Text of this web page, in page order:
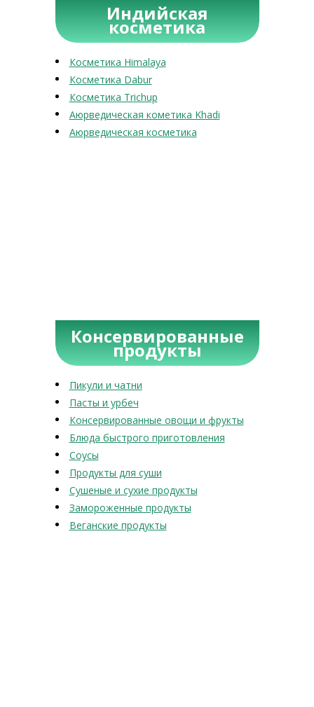
Индийская
косметика
Косметика Himalaya
Косметика Dabur
Косметика Trichup
Аюрведическая кометика Khadi
Аюрведическая косметика
Консервированные
продукты
Пикули и чатни
Пасты и урбеч
Консервированные овощи и фрукты
Блюда быстрого приготовления
Соусы
Продукты для суши
Сушеные и сухие продукты
Замороженные продукты
Веганские продукты